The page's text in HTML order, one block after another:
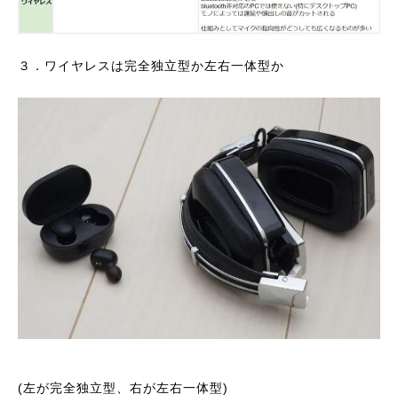
３．ワイヤレスは完全独立型か左右一体型か
(左が完全独立型、右が左右一体型)